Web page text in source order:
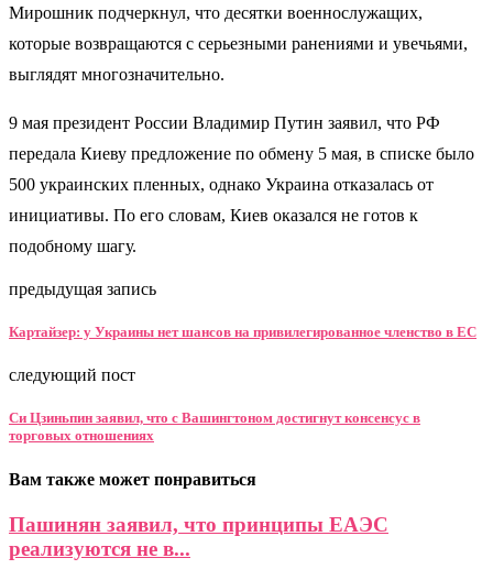
Мирошник подчеркнул, что десятки военнослужащих,
которые возвращаются с серьезными ранениями и увечьями,
выглядят многозначительно.
9 мая президент России Владимир Путин заявил, что РФ
передала Киеву предложение по обмену 5 мая, в списке было
500 украинских пленных, однако Украина отказалась от
инициативы. По его словам, Киев оказался не готов к
подобному шагу.
предыдущая запись
Картайзер: у Украины нет шансов на привилегированное членство в ЕС
следующий пост
Си Цзиньпин заявил, что с Вашингтоном достигнут консенсус в
торговых отношениях
Вам также может понравиться
Пашинян заявил, что принципы ЕАЭС
реализуются не в...